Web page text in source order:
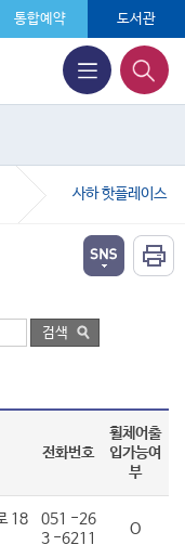
통합예약 도서관
사하 핫플레이스
전화번호
휠체어출
입가능여
부
18
051 -26
3 -6211
O